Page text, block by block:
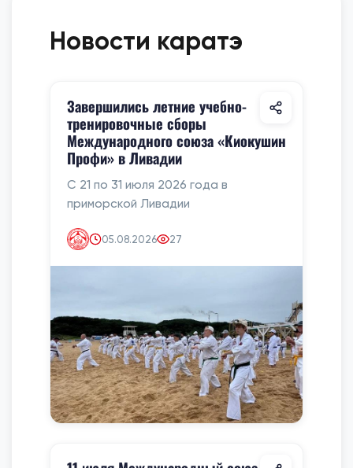
Новости каратэ
Завершились летние учебно-
тренировочные сборы
Международного союза «Киокушин
Профи» в Ливадии
С 21 по 31 июля 2026 года в
приморской Ливадии
05.08.2026 27